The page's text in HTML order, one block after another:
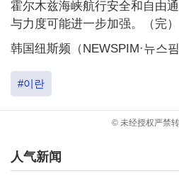
霍尔木兹海峡航行安全和自由
与力度可能进一步加强。（完）
韩国纽斯频（NEWSPIM·뉴스
#이란
© 未经授权严禁
人气新闻